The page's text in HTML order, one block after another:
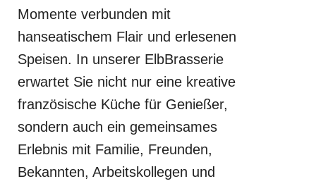
Momente verbunden mit
hanseatischem Flair und erlesenen
Speisen. In unserer ElbBrasserie
erwartet Sie nicht nur eine kreative
französische Küche für Genießer,
sondern auch ein gemeinsames
Erlebnis mit Familie, Freunden,
Bekannten, Arbeitskollegen und